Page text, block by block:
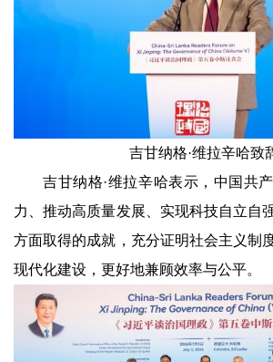
吉甘纳格·维拉辛哈致
吉甘纳格·维拉辛哈表示，中国共
力、推动高质量发展、实现科技自立自
方面取得的成就，充分证明社会主义制
现代化建设，更好地兼顾效率与公平。